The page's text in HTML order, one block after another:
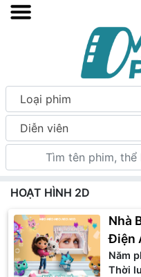
Loại phim
Diễn viên
HOẠT HÌNH 2D
Nhà
Điện
Năm
Thời